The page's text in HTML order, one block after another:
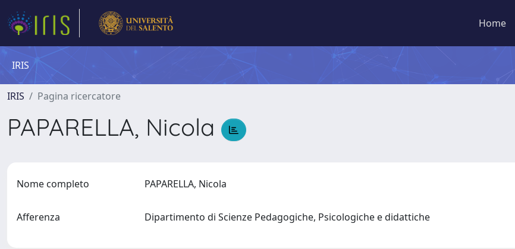
Home
IRIS
IRIS Pagina ricercatore
PAPARELLA, Nicola
Nome completo PAPARELLA, Nicola
Afferenza Dipartimento di Scienze Pedagogiche, Psicologiche e didattiche